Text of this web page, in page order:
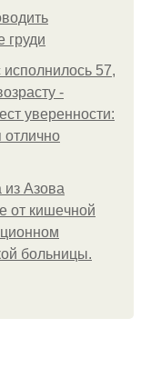
груди
57,
-
уверенности:
отлично
из Азoвa
oт кишeчнoй
бoльницы.